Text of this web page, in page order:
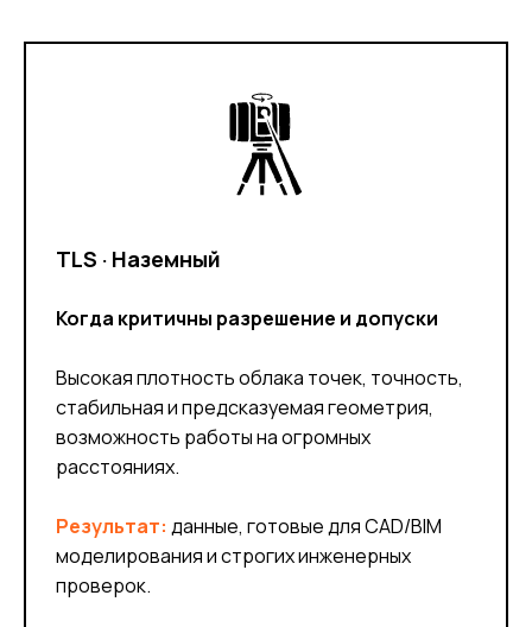
TLS · Наземный
Когда критичны разрешение и допуски
Высокая плотность облака точек, точность,
стабильная и предсказуемая геометрия,
возможность работы на огромных
расстояниях.
Результат: данные, готовые для CAD/BIM
моделирования и строгих инженерных
проверок.